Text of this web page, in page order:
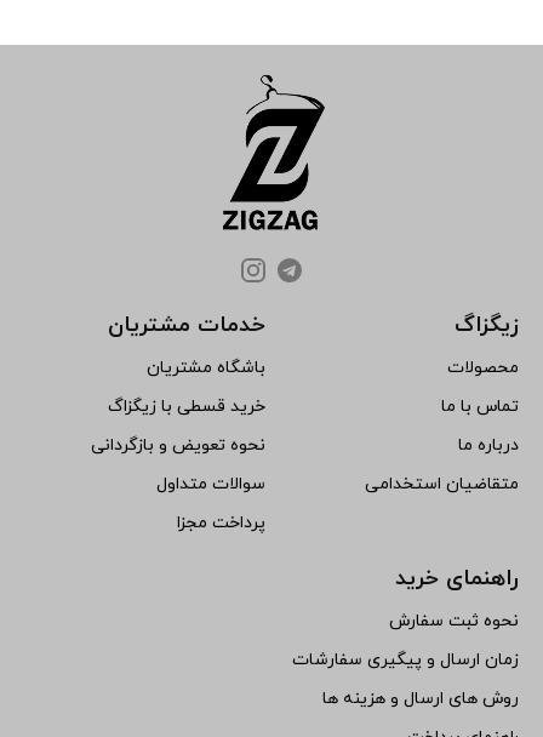
زیگزاگ
محصولات
تماس با ما
درباره ما
متقاضیان استخدامی
خدمات مشتریان
باشگاه مشتریان
خرید قسطی با زیگزاگ
نحوه تعویض و بازگردانی
سوالات متداول
پرداخت مجزا
راهنمای خرید
نحوه ثبت سفارش
زمان ارسال و پیگیری سفارشات
روش های ارسال و هزینه ها